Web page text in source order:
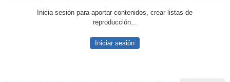
Inicia sesión para aportar contenidos, crear listas de
reproducción...
Iniciar sesión